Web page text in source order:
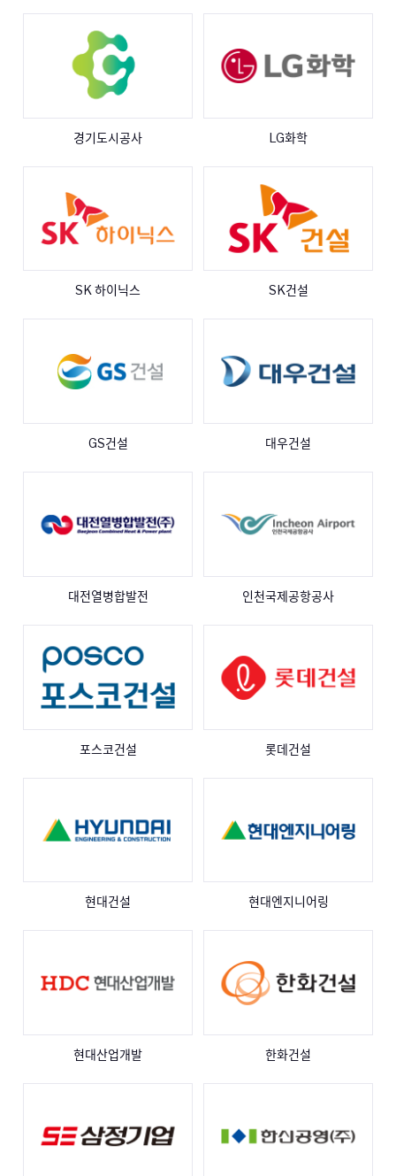
경기도시공사 LG화학
SK 하이닉스 SK건설
GS건설 대우건설
대전열병합발전 인천국제공항공사
포스코건설 롯데건설
현대건설 현대엔지니어링
현대산업개발 한화건설